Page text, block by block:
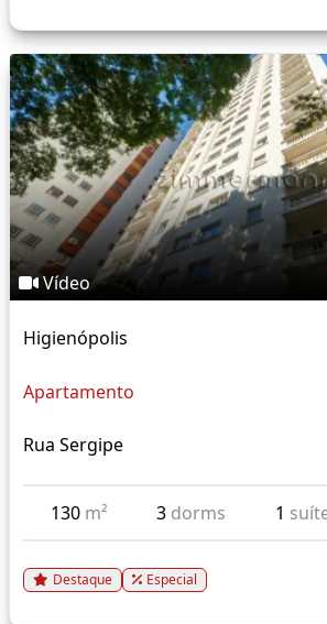
Vídeo
Higienópolis
Apartamento
Rua Sergipe
130 m² 3 dorms 1
Destaque Especial